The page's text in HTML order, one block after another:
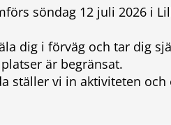
söndag 12 juli 2026 i
dig i förväg och tar dig
är begränsat.
ställer vi in aktiviteten